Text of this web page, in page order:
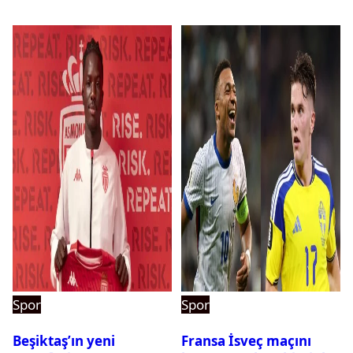
Spor
Beşiktaş’ın yeni
Spor
Fransa İsveç maçını